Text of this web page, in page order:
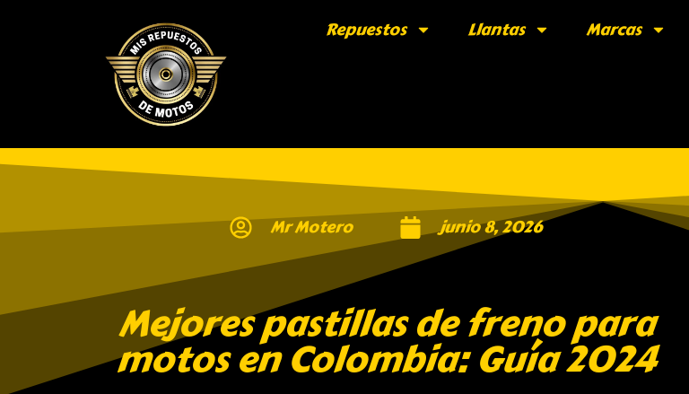
Repuestos Llantas Marcas
Mr Motero junio 8, 2026
Mejores pastillas de freno para
motos en Colombia: Guía 2024